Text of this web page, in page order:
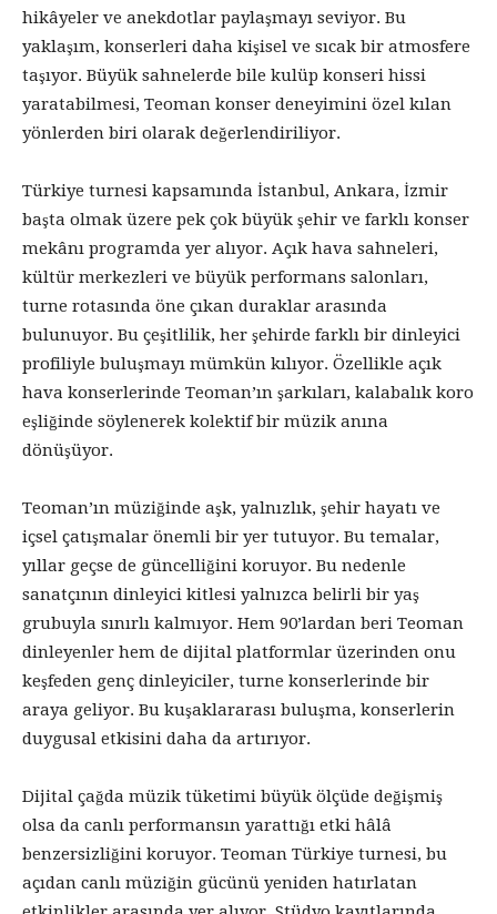
hikâyeler ve anekdotlar paylaşmayı seviyor. Bu
yaklaşım, konserleri daha kişisel ve sıcak bir atmosfere
taşıyor. Büyük sahnelerde bile kulüp konseri hissi
yaratabilmesi, Teoman konser deneyimini özel kılan
yönlerden biri olarak değerlendiriliyor.
Türkiye turnesi kapsamında İstanbul, Ankara, İzmir
başta olmak üzere pek çok büyük şehir ve farklı konser
mekânı programda yer alıyor. Açık hava sahneleri,
kültür merkezleri ve büyük performans salonları,
turne rotasında öne çıkan duraklar arasında
bulunuyor. Bu çeşitlilik, her şehirde farklı bir dinleyici
profiliyle buluşmayı mümkün kılıyor. Özellikle açık
hava konserlerinde Teoman’ın şarkıları, kalabalık koro
eşliğinde söylenerek kolektif bir müzik anına
dönüşüyor.
Teoman’ın müziğinde aşk, yalnızlık, şehir hayatı ve
içsel çatışmalar önemli bir yer tutuyor. Bu temalar,
yıllar geçse de güncelliğini koruyor. Bu nedenle
sanatçının dinleyici kitlesi yalnızca belirli bir yaş
grubuyla sınırlı kalmıyor. Hem 90’lardan beri Teoman
dinleyenler hem de dijital platformlar üzerinden onu
keşfeden genç dinleyiciler, turne konserlerinde bir
araya geliyor. Bu kuşaklararası buluşma, konserlerin
duygusal etkisini daha da artırıyor.
Dijital çağda müzik tüketimi büyük ölçüde değişmiş
olsa da canlı performansın yarattığı etki hâlâ
benzersizliğini koruyor. Teoman Türkiye turnesi, bu
açıdan canlı müziğin gücünü yeniden hatırlatan